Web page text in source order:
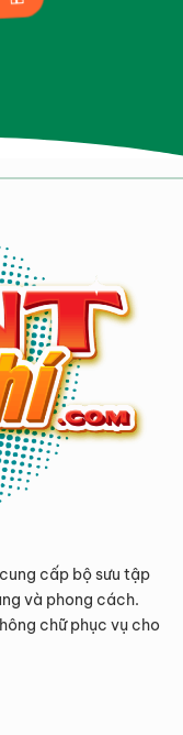
cấp bộ sưu tập
và phong cách.
chữ phục vụ cho